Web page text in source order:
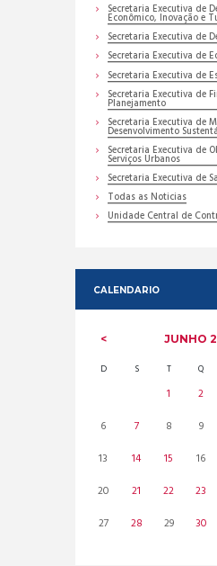
Secretaria Executiva de
Econômico, Inovação e
Secretaria Executiva de
Secretaria Executiva de
Secretaria Executiva de
Secretaria Executiva de
Planejamento
Secretaria Executiva de
Desenvolvimento
Secretaria Executiva de
Serviços Urbanos
Secretaria Executiva de
Todas as Noticias
Unidade Central de
CALENDARIO
JUNHO
D S T Q
1 2
6
7 8 9
13
14 15 16
20
21 22 23
27
28 29 30